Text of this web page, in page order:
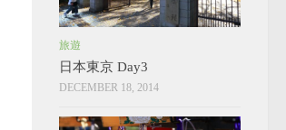
旅遊
日本東京 Day3
DECEMBER 18, 2014